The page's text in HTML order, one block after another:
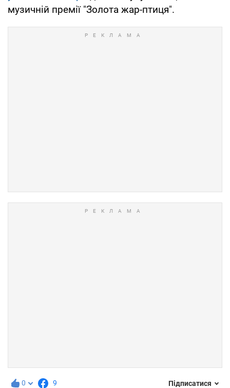
музичній премії "Золота жар-птиця".
0 9 Підписатися